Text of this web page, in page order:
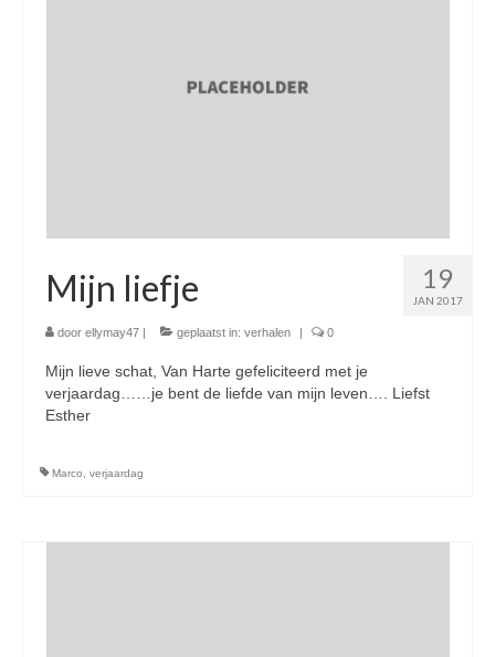
19
JAN 2017
Mijn liefje
door ellymay47 | geplaatst in: verhalen | 0
Mijn lieve schat, Van Harte gefeliciteerd met je
verjaardag……je bent de liefde van mijn leven…. Liefst
Esther
Marco verjaardag